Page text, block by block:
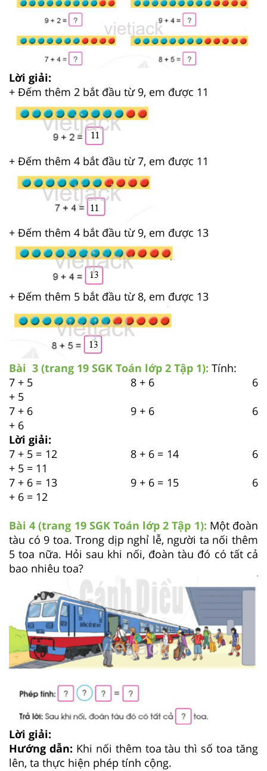
Lời giải:
+ Đếm thêm 2 bắt đầu từ 9, em được 11
+ Đếm thêm 4 bắt đầu từ 7, em được 11
+ Đếm thêm 4 bắt đầu từ 9, em được 13
+ Đếm thêm 5 bắt đầu từ 8, em được 13
Bài 3 (trang 19 SGK Toán lớp 2 Tập 1): Tính:
7 + 5 8 + 6 6
+ 5
7 + 6 9 + 6 6
+ 6
Lời giải:
7 + 5 = 12 8 + 6 = 14 6
+ 5 = 11
7 + 6 = 13 9 + 6 = 15 6
+ 6 = 12
Bài 4 (trang 19 SGK Toán lớp 2 Tập 1): Một đoàn
tàu có 9 toa. Trong dịp nghỉ lễ, người ta nối thêm
5 toa nữa. Hỏi sau khi nối, đoàn tàu đó có tất cả
bao nhiêu toa?
Lời giải:
Hướng dẫn: Khi nối thêm toa tàu thì số toa tăng
lên, ta thực hiện phép tính cộng.